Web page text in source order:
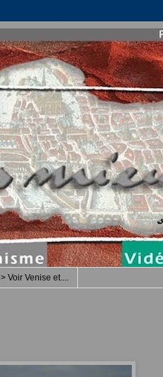
> Voir Venise et....